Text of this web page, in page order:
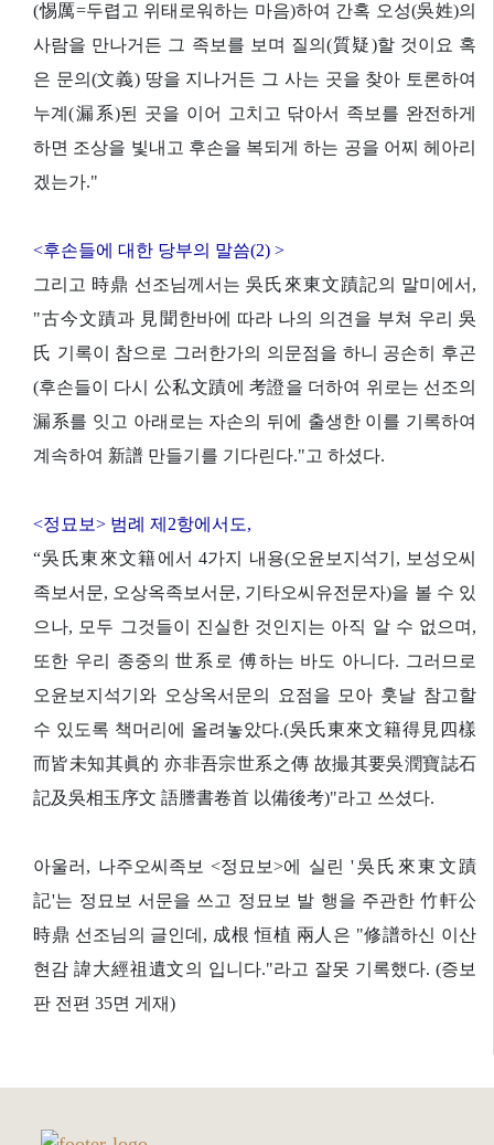
(惕厲=두렵고 위태로워하는 마음)하여 간혹 오성(吳姓)의
사람을 만나거든 그 족보를 보며 질의(質疑)할 것이요 혹
은 문의(文義) 땅을 지나거든 그 사는 곳을 찾아 토론하여
누계(漏系)된 곳을 이어 고치고 닦아서 족보를 완전하게
하면 조상을 빛내고 후손을 복되게 하는 공을 어찌 헤아리
겠는가."
<후손들에 대한 당부의 말씀(2) >
그리고 時鼎 선조님께서는 吳氏來東文蹟記의 말미에서,
"古今文蹟과 見聞한바에 따라 나의 의견을 부쳐 우리 吳
氏 기록이 참으로 그러한가의 의문점을 하니 공손히 후곤
(후손들이 다시 公私文蹟에 考證을 더하여 위로는 선조의
漏系를 잇고 아래로는 자손의 뒤에 출생한 이를 기록하여
계속하여 新譜 만들기를 기다린다."고 하셨다.
<정묘보> 범례 제2항에서도,
“吳氏東來文籍에서 4가지 내용(오윤보지석기, 보성오씨
족보서문, 오상옥족보서문, 기타오씨유전문자)을 볼 수 있
으나, 모두 그것들이 진실한 것인지는 아직 알 수 없으며,
또한 우리 종중의 世系로 傅하는 바도 아니다. 그러므로
오윤보지석기와 오상옥서문의 요점을 모아 훗날 참고할
수 있도록 책머리에 올려놓았다.(吳氏東來文籍得見四樣
而皆未知其眞的 亦非吾宗世系之傳 故撮其要吳潤寶誌石
記及吳相玉序文 語謄書卷首 以備後考)"라고 쓰셨다.
아울러, 나주오씨족보 <정묘보>에 실린 '吳氏來東文蹟
記'는 정묘보 서문을 쓰고 정묘보 발 행을 주관한 竹軒公
時鼎 선조님의 글인데, 成根 恒植 兩人은 "修譜하신 이산
현감 諱大經祖遺文의 입니다."라고 잘못 기록했다. (증보
판 전편 35면 게재)